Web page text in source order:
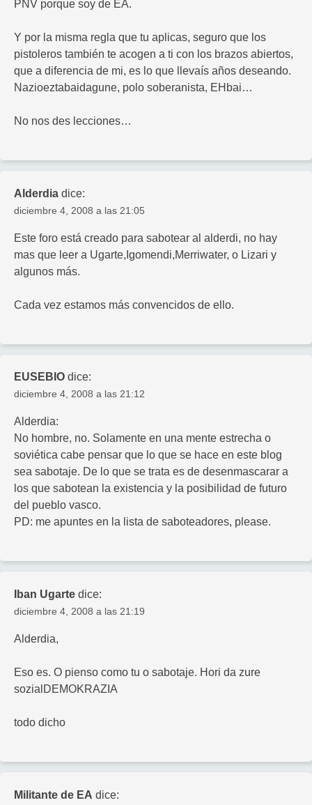
PNV porque soy de EA.
Y por la misma regla que tu aplicas, seguro que los
pistoleros también te acogen a ti con los brazos abiertos,
que a diferencia de mi, es lo que llevaís años deseando.
Nazioeztabaidagune, polo soberanista, EHbai…
No nos des lecciones…
Alderdia dice:
diciembre 4, 2008 a las 21:05
Este foro está creado para sabotear al alderdi, no hay
mas que leer a Ugarte,Igomendi,Merriwater, o Lizari y
algunos más.
Cada vez estamos más convencidos de ello.
EUSEBIO dice:
diciembre 4, 2008 a las 21:12
Alderdia:
No hombre, no. Solamente en una mente estrecha o
soviética cabe pensar que lo que se hace en este blog
sea sabotaje. De lo que se trata es de desenmascarar a
los que sabotean la existencia y la posibilidad de futuro
del pueblo vasco.
PD: me apuntes en la lista de saboteadores, please.
Iban Ugarte dice:
diciembre 4, 2008 a las 21:19
Alderdia,
Eso es. O pienso como tu o sabotaje. Hori da zure
sozialDEMOKRAZIA
todo dicho
Militante de EA dice: